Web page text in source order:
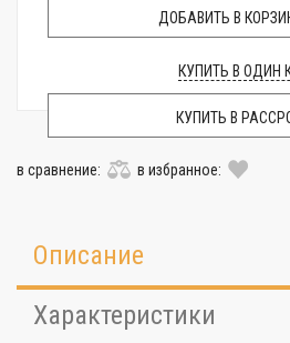
ДОБАВИТЬ В
КУПИТЬ В ОДИН
КУПИТЬ В
в сравнение: в избранное:
Описание
Характеристики